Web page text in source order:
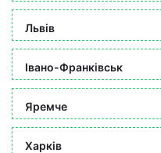
Львів
Івано-Франківськ
Яремче
Харків